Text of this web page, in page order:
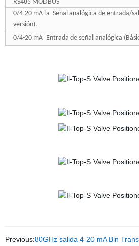
RS485 MODBUS
0/4-20 mA la Señal analógica de entrada/
versión).
0/4-20 mA Entrada de señal analógica
Previous:80GHz salida 4-20 mA Bin